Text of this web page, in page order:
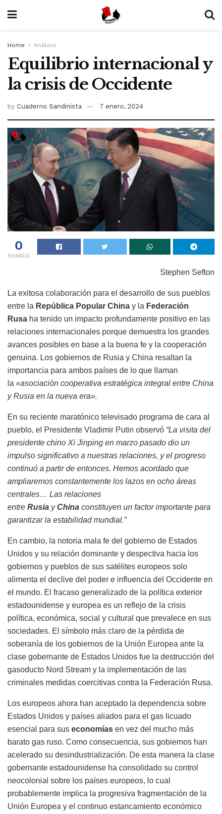
Home Análisis
Equilibrio internacional y
la crisis de Occidente
by Cuaderno Sandinista 7 enero, 2024
0
SHARES
Stephen Sefton
La exitosa colaboración para el desarrollo de sus pueblos
entre la República Popular China y la Federación
Rusa ha tenido un impacto profundamente positivo en las
relaciones internacionales porque demuestra los grandes
avances posibles en base a la buena fe y la cooperación
genuina. Los gobiernos de Rusia y China resaltan la
importancia para ambos países de lo que llaman
la «asociación cooperativa estratégica integral entre China
y Rusia en la nueva era».
En su reciente maratónico televisado programa de cara al
pueblo, el Presidente Vladimir Putin observó “La visita del
presidente chino Xi Jinping en marzo pasado dio un
impulso significativo a nuestras relaciones, y el progreso
continuó a partir de entonces. Hemos acordado que
ampliaremos constantemente los lazos en ocho áreas
centrales… Las relaciones
entre Rusia yChina constituyen un factor importante para
garantizar la estabilidad mundial.”
En cambio, la notoria mala fe del gobierno de Estados
Unidos y su relación dominante y despectiva hacia los
gobiernos y pueblos de sus satélites europeos solo
alimenta el declive del poder e influencia del Occidente en
el mundo. El fracaso generalizado de la política exterior
estadounidense y europea es un reflejo de la crisis
política, económica, social y cultural que prevalece en sus
sociedades. El símbolo más claro de la pérdida de
soberanía de los gobiernos de la Unión Europea ante la
clase gobernante de Estados Unidos fue la destrucción del
gasoducto Nord Stream y la implementación de las
criminales medidas coercitivas contra la Federación Rusa.
Los europeos ahora han aceptado la dependencia sobre
Estados Unidos y países aliados para el gas licuado
esencial para sus economías en vez del mucho más
barato gas ruso. Como consecuencia, sus gobiernos han
acelerado su desindustrialización. De esta manera la clase
gobernante estadounidense ha consolidado su control
neocolonial sobre los países europeos, lo cual
probablemente implica la progresiva fragmentación de la
Unión Europea y el continuo estancamiento económico